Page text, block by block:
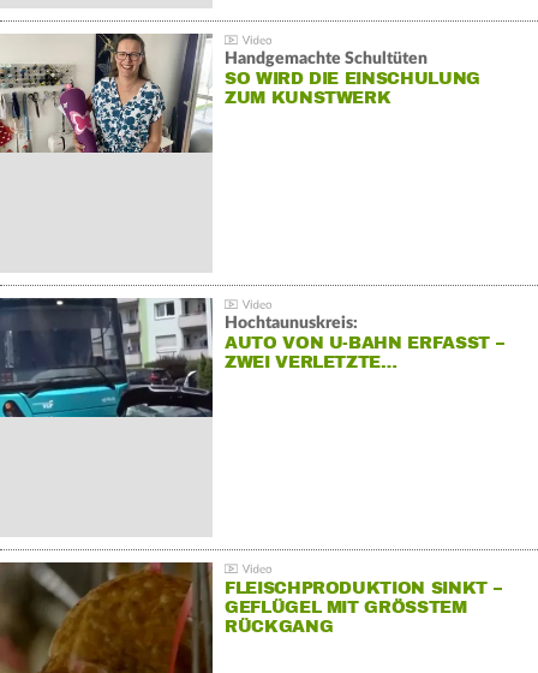
Handgemachte Schultüten
SO WIRD DIE EINSCHULUNG
ZUM KUNSTWERK
Hochtaunuskreis:
AUTO VON U-BAHN ERFASST –
ZWEI VERLETZTE…
FLEISCHPRODUKTION SINKT –
GEFLÜGEL MIT GRÖSSTEM R
ÜCKGANG